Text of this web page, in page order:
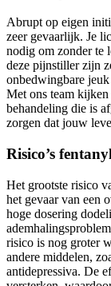
Abrupt op eigen
zeer gevaarlijk. Je
nodig om zonder te
deze pijnstiller zijn
onbedwingbare
Met ons team
behandeling die is
zorgen dat jouw
Risico’s fentanyl
Het grootste risico
het gevaar van een
hoge dosering
risico is nog groter
andere middelen,
antidepressiva. De